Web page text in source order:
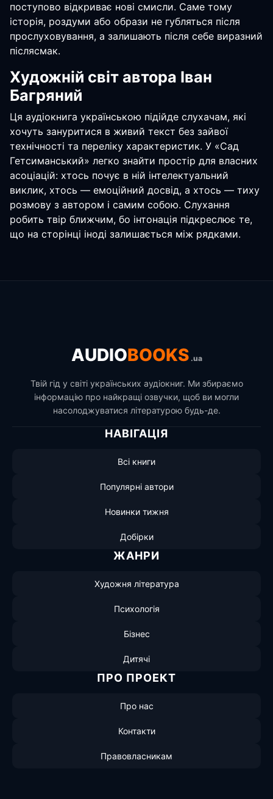
поступово відкриває нові смисли. Саме тому
історія, роздуми або образи не губляться після
прослуховування, а залишають після себе виразний
післясмак.
Художній світ автора Іван
Багряний
Ця аудіокнига українською підійде слухачам, які
хочуть зануритися в живий текст без зайвої
технічності та переліку характеристик. У «Сад
Гетсиманський» легко знайти простір для власних
асоціацій: хтось почує в ній інтелектуальний
виклик, хтось — емоційний досвід, а хтось — тиху
розмову з автором і самим собою. Слухання
робить твір ближчим, бо інтонація підкреслює те,
що на сторінці іноді залишається між рядками.
AUDIOBOOKS .ua
Твій гід у світі українських аудіокниг. Ми збираємо
інформацію про найкращі озвучки, щоб ви могли
насолоджуватися літературою будь-де.
НАВІГАЦІЯ
Всі книги
Популярні автори
Новинки тижня
Добірки
ЖАНРИ
Художня література
Психологія
Бізнес
Дитячі
ПРО ПРОЕКТ
Про нас
Контакти
Правовласникам